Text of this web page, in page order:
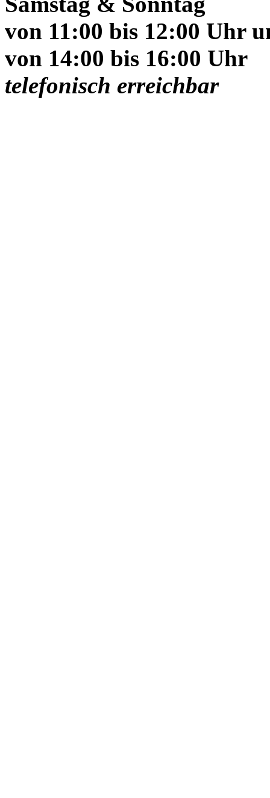
von 11:00 bis 12:00 Uhr
von 14:00 bis 16:00 Uhr
telefonisch erreichbar